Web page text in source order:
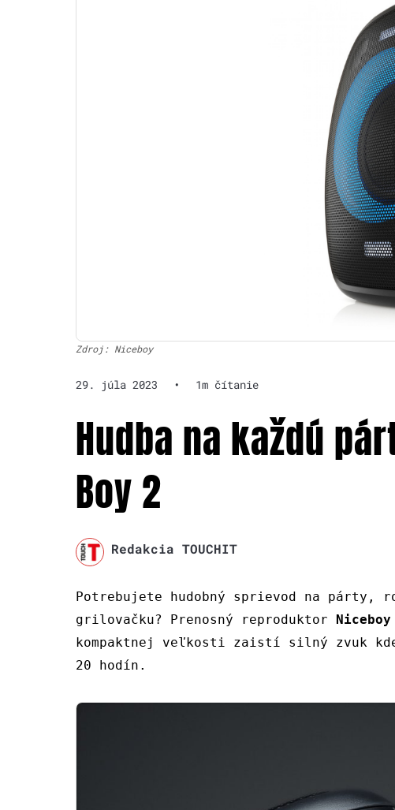
Zdroj: Niceboy
29. júla 2023 • 1m čítanie
Hudba na každú
Boy 2
Redakcia TOUCHIT
Potrebujete hudobný sprievod na párty,
grilovačku? Prenosný reproduktor
Niceboy
kompaktnej veľkosti zaistí silný zvuk
20 hodín.